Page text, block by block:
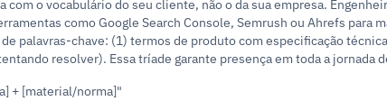
com o vocabulário do seu cliente, não o da sua empresa.
como Google Search Console, Semrush ou Ahrefs para
palavras-chave: (1) termos de produto com especificação
resolver). Essa tríade garante presença em toda a jornada
+ [material/norma]"